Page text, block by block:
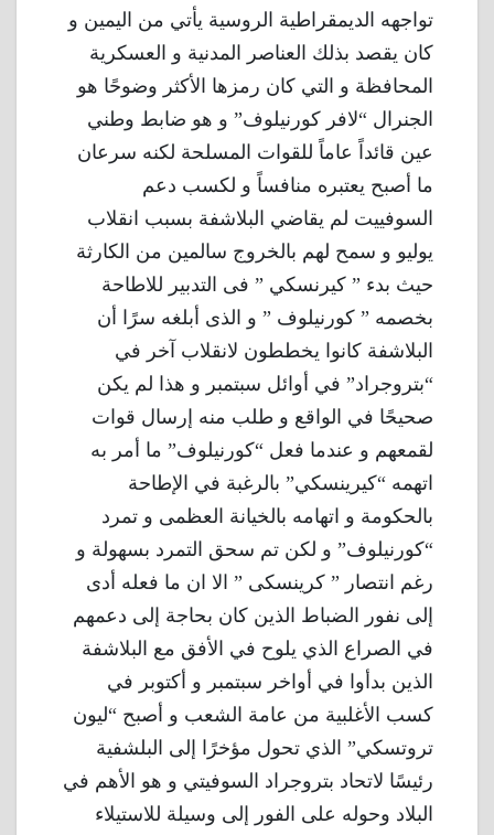
تواجهه الديمقراطية الروسية يأتي من اليمين و
كان يقصد بذلك العناصر المدنية و العسكرية
المحافظة و التي كان رمزها الأكثر وضوحًا هو
الجنرال “لافر كورنيلوف” و هو ضابط وطني
عين قائداً عاماً للقوات المسلحة لكنه سرعان
ما أصبح يعتبره منافساً و لكسب دعم
السوفييت لم يقاضي البلاشفة بسبب انقلاب
يوليو و سمح لهم بالخروج سالمين من الكارثة
حيث بدء ” كيرنسكي ” فى التدبير للاطاحة
بخصمه ” كورنيلوف ” و الذى أبلغه سرًا أن
البلاشفة كانوا يخططون لانقلاب آخر في
“بتروجراد” في أوائل سبتمبر و هذا لم يكن
صحيحًا في الواقع و طلب منه إرسال قوات
لقمعهم و عندما فعل “كورنيلوف” ما أمر به
اتهمه “كيرينسكي” بالرغبة في الإطاحة
بالحكومة و اتهامه بالخيانة العظمى و تمرد
“كورنيلوف” و لكن تم سحق التمرد بسهولة و
رغم انتصار ” كرينسكى ” الا ان ما فعله أدى
إلى نفور الضباط الذين كان بحاجة إلى دعمهم
في الصراع الذي يلوح في الأفق مع البلاشفة
الذين بدأوا في أواخر سبتمبر و أكتوبر في
كسب الأغلبية من عامة الشعب و أصبح “ليون
تروتسكي” الذي تحول مؤخرًا إلى البلشفية
رئيسًا لاتحاد بتروجراد السوفيتي و هو الأهم في
البلاد وحوله على الفور إلى وسيلة للاستيلاء